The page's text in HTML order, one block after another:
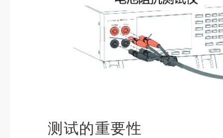
测试的重要性